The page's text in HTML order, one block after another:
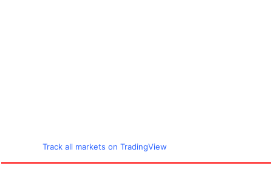
Track all markets on TradingView